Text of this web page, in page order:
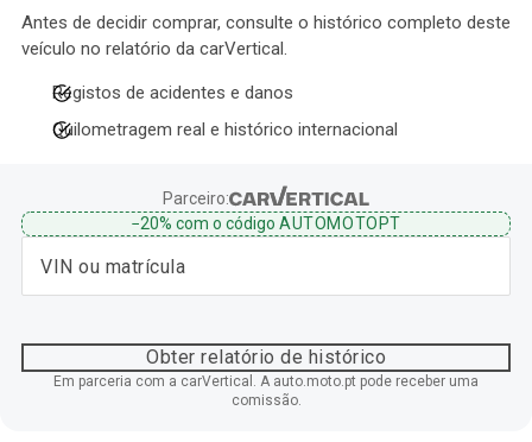
Antes de decidir comprar, consulte o histórico completo deste
veículo no relatório da carVertical.
Registos de acidentes e danos
Quilometragem real e histórico internacional
Parceiro:
−20%com o código AUTOMOTOPT
Obter relatório de histórico
Em parceria com a carVertical. A auto.moto.pt pode receber uma
comissão.